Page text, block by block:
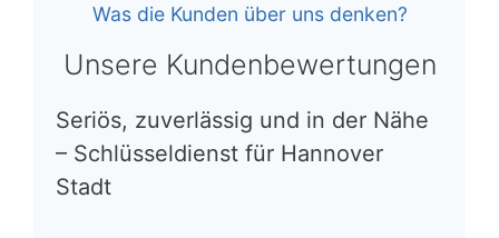
Was die Kunden über uns denken?
Unsere Kundenbewertungen
Seriös, zuverlässig und in der Nähe
– Schlüsseldienst für Hannover
Stadt